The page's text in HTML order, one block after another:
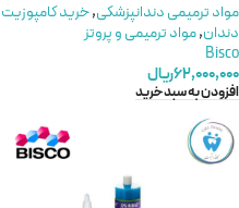
مواد ترمیمی دندانپزشکی,خرید کامپوزیت
دندان,مواد ترمیمی و پروتز
Bisco
۶۲,۰۰۰,۰۰۰ریال
افزودن به سبد خرید